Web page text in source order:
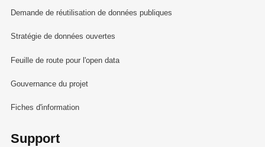
Demande de réutilisation de données publiques
Stratégie de données ouvertes
Feuille de route pour l'open data
Gouvernance du projet
Fiches d'information
Support